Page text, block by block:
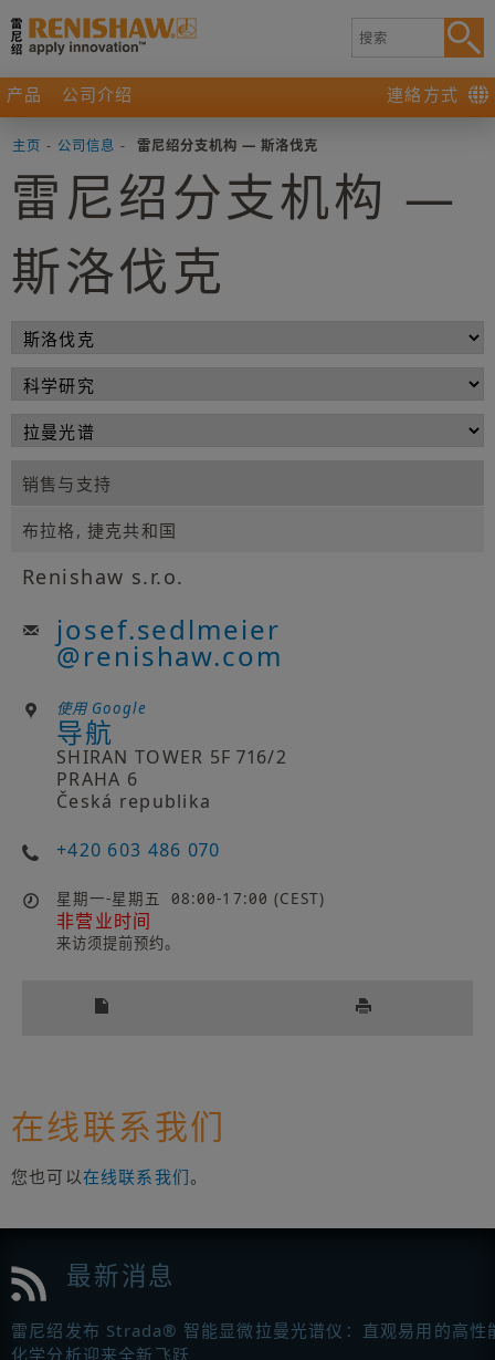
产品 公司介绍 連絡方式
主页 - 公司信息 - 雷尼绍分支机构 — 斯洛伐克
雷尼绍分支机构 —
斯洛伐克
销售与支持
布拉格, 捷克共和国
Renishaw s.r.o.
josef.sedlmeier
@renishaw.com
使用 Google
导航
SHIRAN TOWER 5F 716/2
PRAHA 6
Česká republika
+420 603 486 070
星期一-星期五 08:00-17:00 (CEST)
非营业时间
来访须提前预约。
在线联系我们
您也可以在线联系我们。
最新消息
雷尼绍发布 Strada® 智能显微拉曼光谱仪：直观易用的高性
化学分析迎来全新飞跃